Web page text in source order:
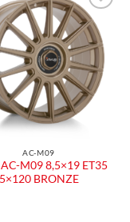
Aggiungi
alla lista
dei
desideri
AC-M09
M09 8,5×19 ET35
5×120 BRONZE